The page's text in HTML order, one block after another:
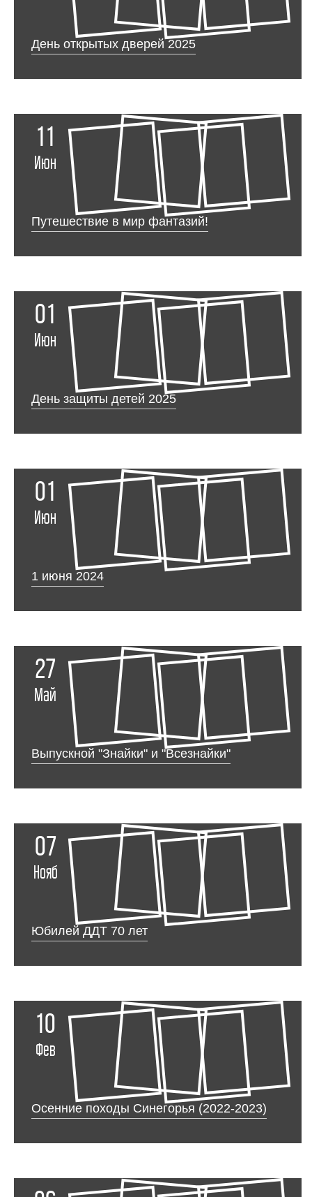
День открытых дверей 2025
11
Июн
Путешествие в мир фантазий!
01
Июн
День защиты детей 2025
01
Июн
1 июня 2024
27
Май
Выпускной "Знайки" и "Всезнайки"
07
Нояб
Юбилей ДДТ 70 лет
10
Фев
Осенние походы Синегорья (2022-2023)